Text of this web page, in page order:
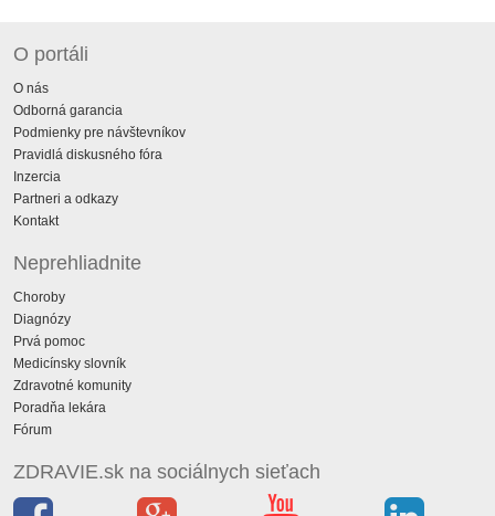
O portáli
O nás
Odborná garancia
Podmienky pre návštevníkov
Pravidlá diskusného fóra
Inzercia
Partneri a odkazy
Kontakt
Neprehliadnite
Choroby
Diagnózy
Prvá pomoc
Medicínsky slovník
Zdravotné komunity
Poradňa lekára
Fórum
ZDRAVIE.sk na sociálnych sieťach